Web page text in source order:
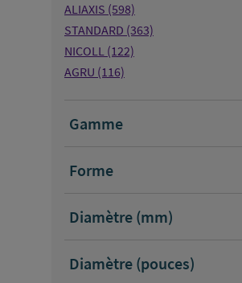
ALIAXIS (598)
STANDARD (363)
NICOLL (122)
AGRU (116)
GEORG FISCHER
SFERACO
TECNO PLASTIC(1)
DANFOSS(1)
Gamme
Forme
Diamètre (mm)
Diamètre (pouces)